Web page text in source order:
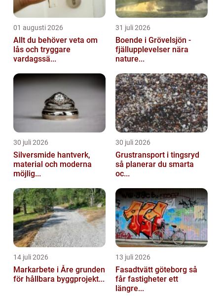
01 augusti 2026
Allt du behöver veta om
lås och tryggare
vardagssä...
31 juli 2026
Boende i Grövelsjön -
fjällupplevelser nära
nature...
30 juli 2026
Silversmide hantverk,
material och moderna
möjlig...
30 juli 2026
Grustransport i tingsryd
så planerar du smarta
oc...
14 juli 2026
Markarbete i Åre grunden
för hållbara byggprojekt...
13 juli 2026
Fasadtvätt göteborg så
får fastigheter ett
längre...